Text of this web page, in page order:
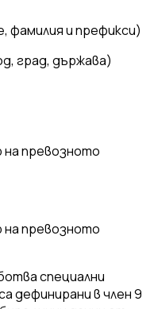
фамилия и префикси)
град, държава)
превозното
превозното
специални
дефинирани в член 9